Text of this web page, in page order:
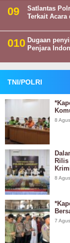
Satlantas
Terkait Acara
Dugaan
Penjara
TNI/POLRI
8
Rilis
8
7